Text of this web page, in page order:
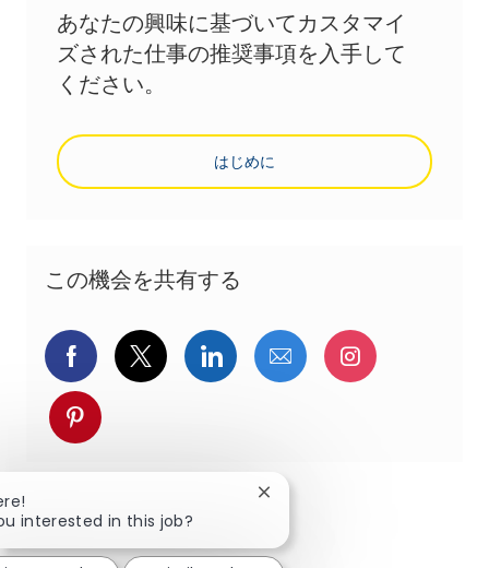
あなたの興味に基づいてカスタマイ
ズされた仕事の推奨事項を入手して
ください。
はじめに
この機会を共有する
Facebookでシェア
ツイッターで共有
LinkedInで共有
メールで共有Instagram
pinterestでシェア
interested in this job?
Close chatbot notification